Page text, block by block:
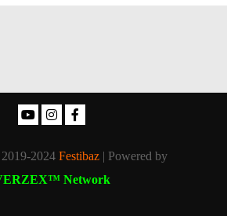
2024Festibaz | Powered by
Network